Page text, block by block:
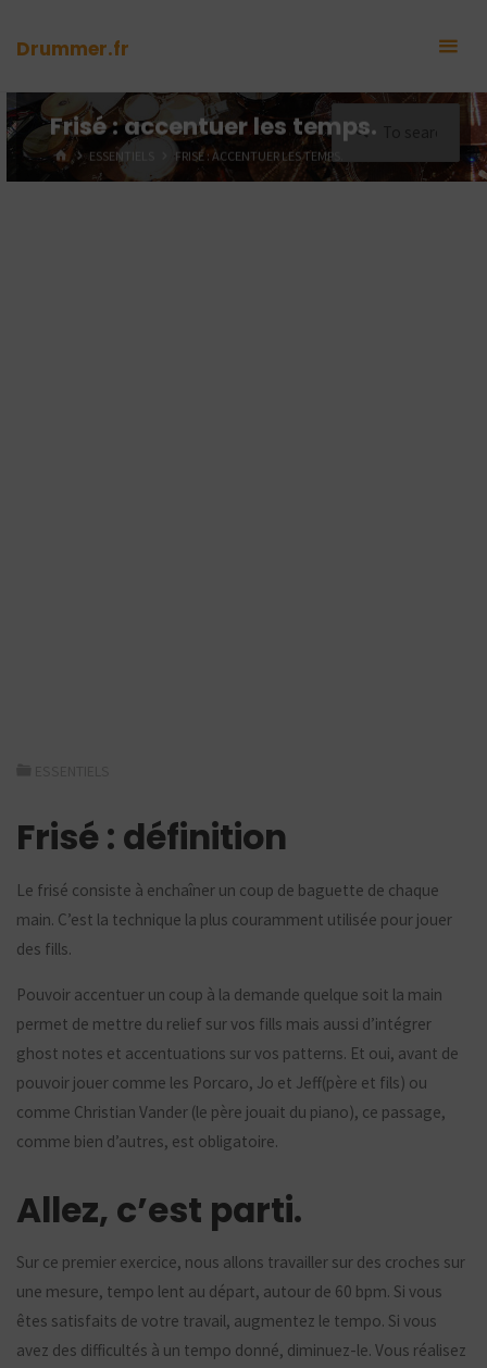
Drummer.fr
for:
Frisé : accentuer les temps.
HOMEESSENTIELS FRISÉ : ACCENTUER LES TEMPS.
Frisé : définition
Le frisé consiste à enchaîner un coup de baguette de chaque
main. C’est la technique la plus couramment utilisée pour jouer
des fills.
Pouvoir accentuer un coup à la demande quelque soit la main
permet de mettre du relief sur vos fills mais aussi d’intégrer
ghost notes et accentuations sur vos patterns. Et oui, avant de
pouvoir jouer comme les Porcaro, Jo et Jeff(père et fils) ou
comme Christian Vander (le père jouait du piano), ce passage,
comme bien d’autres, est obligatoire.
Allez, c’est parti.
Sur ce premier exercice, nous allons travailler sur des croches sur
une mesure, tempo lent au départ, autour de 60 bpm. Si vous
êtes satisfaits de votre travail, augmentez le tempo. Si vous
avez des difficultés à un tempo donné, diminuez-le. Vous réalisez